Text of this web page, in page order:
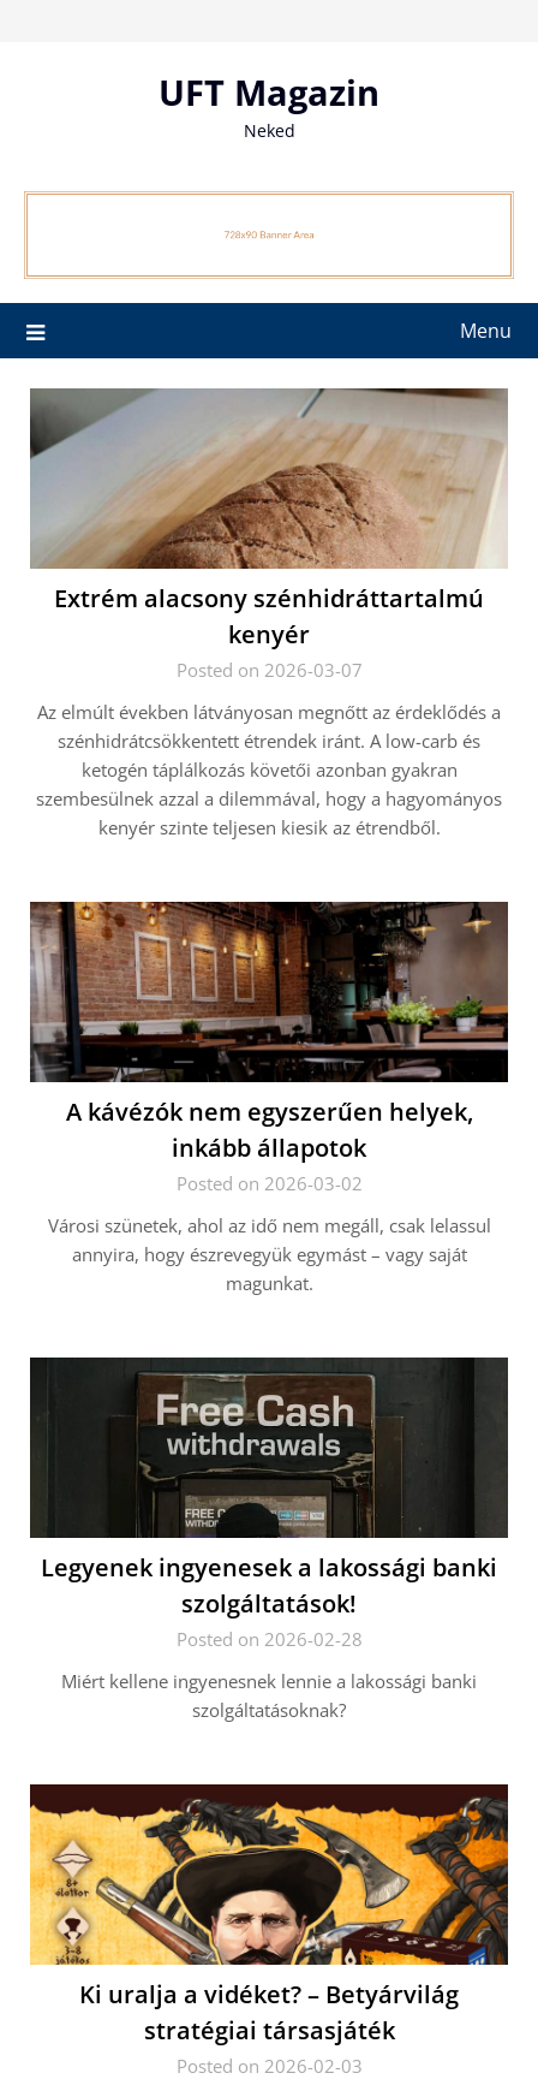
UFT Magazin
Neked
Menu
Extrém alacsony szénhidráttartalmú
kenyér
Posted on 2026-03-07
Az elmúlt években látványosan megnőtt az érdeklődés a
szénhidrátcsökkentett étrendek iránt. A low-carb és
ketogén táplálkozás követői azonban gyakran
szembesülnek azzal a dilemmával, hogy a hagyományos
kenyér szinte teljesen kiesik az étrendből.
A kávézók nem egyszerűen helyek,
inkább állapotok
Posted on 2026-03-02
Városi szünetek, ahol az idő nem megáll, csak lelassul
annyira, hogy észrevegyük egymást – vagy saját
magunkat.
Legyenek ingyenesek a lakossági banki
szolgáltatások!
Posted on 2026-02-28
Miért kellene ingyenesnek lennie a lakossági banki
szolgáltatásoknak?
Ki uralja a vidéket? – Betyárvilág
stratégiai társasjáték
Posted on 2026-02-03